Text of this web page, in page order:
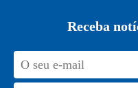
Receba